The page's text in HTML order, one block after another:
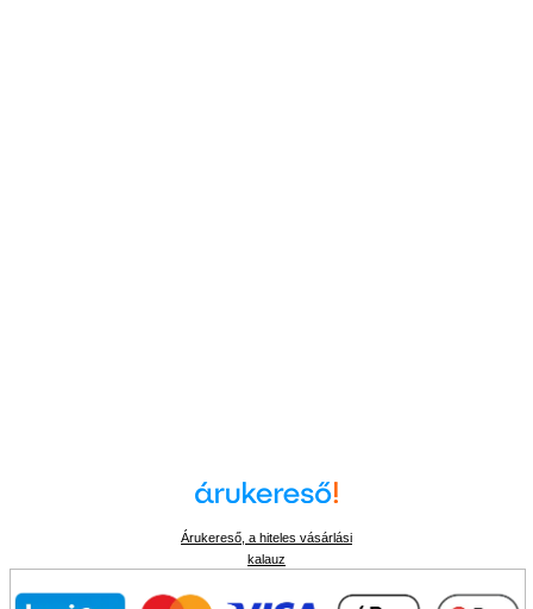
Árukereső, a hiteles vásárlási
kalauz